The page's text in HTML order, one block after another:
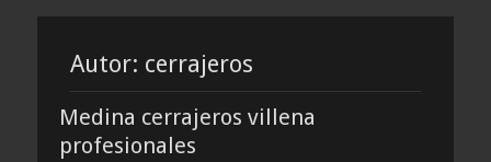
por
por
Autor: cerrajeros
Medina cerrajeros villena
profesionales